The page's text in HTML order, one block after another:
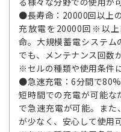
●長寿命：20000回以上
充放電を20000回※以
命。大規模蓄電システム
でも、メンテナンス回数
※セルの種類や使用条件
●急速充電：6分間で
短時間での充電が可能な
で急速充電が可能。ま
が少なく、安心して使用